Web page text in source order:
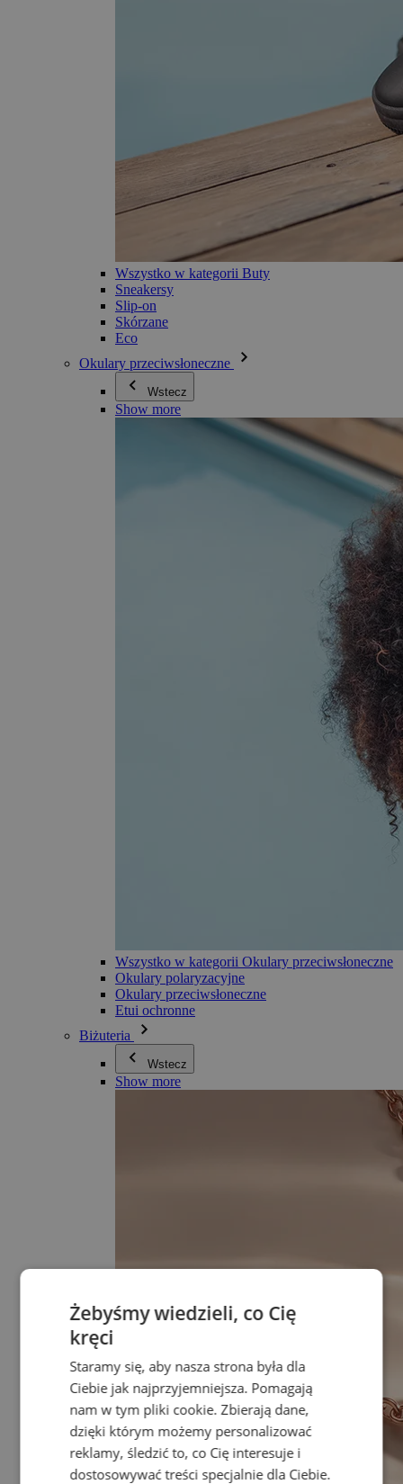
Wszystko w kategorii Buty
Sneakersy
Slip-on
Skórzane
Eco
Okulary przeciwsłoneczne
Wstecz
Show more
Wszystko w kategorii Okulary przeciwsłoneczne
Okulary polaryzacyjne
Okulary przeciwsłoneczne
Etui ochronne
Biżuteria
Wstecz
Show more
Żebyśmy wiedzieli, co Cię
kręci
Staramy się, aby nasza strona była dla
Ciebie jak najprzyjemniejsza. Pomagają
nam w tym pliki cookie. Zbierają dane,
dzięki którym możemy personalizować
reklamy, śledzić to, co Cię interesuje i
dostosowywać treści specjalnie dla Ciebie.